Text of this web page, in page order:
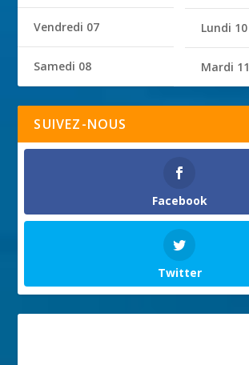
Vendredi 07
Samedi 08
Lundi 10
Mardi 11
SUIVEZ-NOUS
Facebook
Twitter